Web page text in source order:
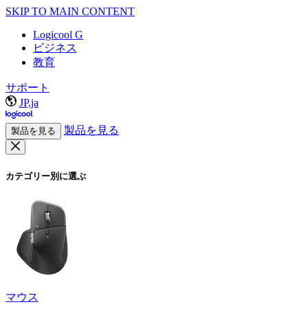
SKIP TO MAIN CONTENT
Logicool G
ビジネス
教育
サポート
JP,ja
製品を見る 製品を見る
カテゴリー別に選ぶ
マウス